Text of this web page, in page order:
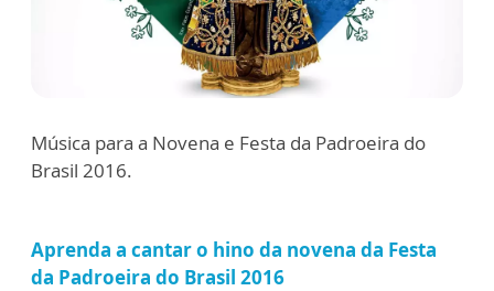
Música para a Novena e Festa da Padroeira do
Brasil 2016.
Aprenda a cantar o hino da novena da Festa
da Padroeira do Brasil 2016